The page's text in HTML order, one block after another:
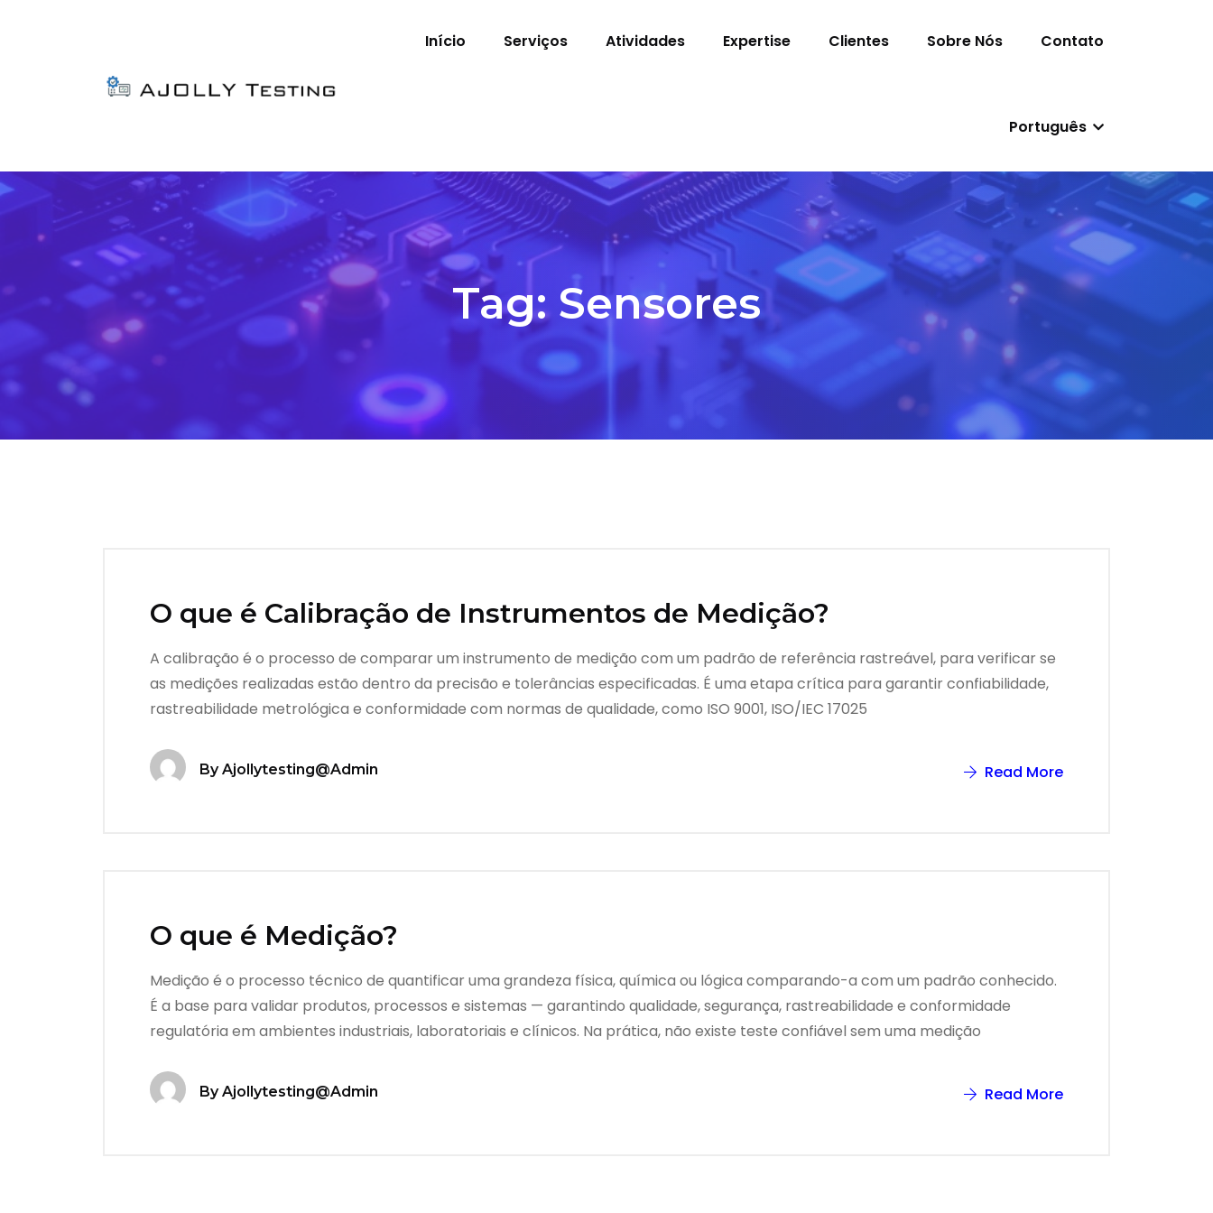
Início Serviços Atividades Expertise Clientes Sobre Nós Contato
Português
Tag: Sensores
O que é Calibração de Instrumentos de Medição?
A calibração é o processo de comparar um instrumento de medição com um padrão de referência rastreável, para verificar se
as medições realizadas estão dentro da precisão e tolerâncias especificadas. É uma etapa crítica para garantir confiabilidade,
rastreabilidade metrológica e conformidade com normas de qualidade, como ISO 9001, ISO/IEC 17025
ByAjollytesting@admin Read More
O que é Medição?
Medição é o processo técnico de quantificar uma grandeza física, química ou lógica comparando-a com um padrão conhecido.
É a base para validar produtos, processos e sistemas — garantindo qualidade, segurança, rastreabilidade e conformidade
regulatória em ambientes industriais, laboratoriais e clínicos. Na prática, não existe teste confiável sem uma medição
ByAjollytesting@admin Read More